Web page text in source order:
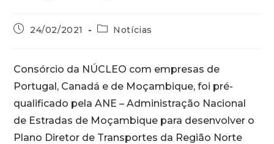
24/02/2021 Notícias
Consórcio da NÚCLEO com empresas de
Portugal, Canadá e de Moçambique, foi pré-
qualificado pela ANE – Administração Nacional
de Estradas de Moçambique para desenvolver o
Plano Diretor de Transportes da Região Norte